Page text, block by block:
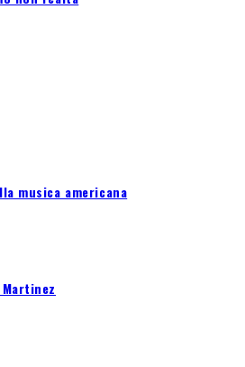
musica americana